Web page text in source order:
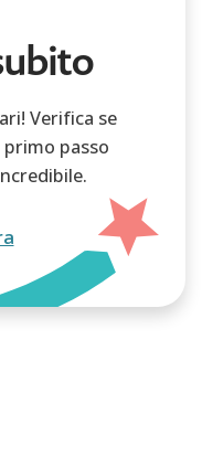
Verifica se
passo